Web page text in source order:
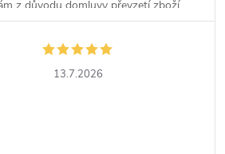
z důvodu domluvy převzetí zboží,
13.7.2026